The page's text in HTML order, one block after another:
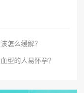
怎么缓解？
型的人易怀孕？